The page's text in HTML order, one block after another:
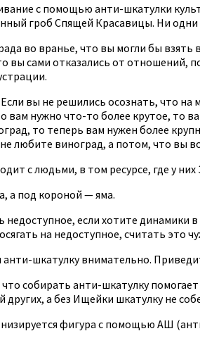
с помощью анти-шкатулки
гроб Спящей Красавицы. Ни
во вранье, что вы могли бы
вы сами отказались от отношений,
вы не решились осознать, что на
вам нужно что-то более крутое, то
то теперь вам нужен более
любите виноград, а потом, что вы
с людьми, в том ресурсе, где у
а под короной — яма.
недоступное, если хотите
на недоступное, считать это
шкатулку внимательно.
собирать анти-шкатулку
других, а без Ищейки шкатулку не
фигура с помощью АШ